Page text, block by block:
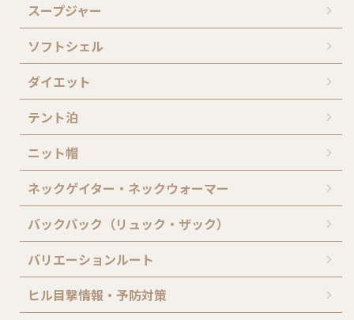
スープジャー
ソフトシェル
ダイエット
テント泊
ニット帽
ネックゲイター・ネックウォーマー
バックパック（リュック・ザック）
バリエーションルート
ヒル目撃情報・予防対策